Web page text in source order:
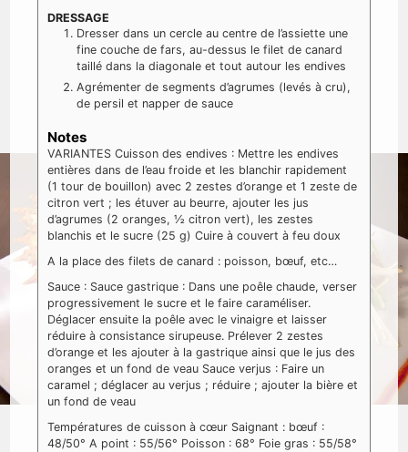
DRESSAGE
Dresser dans un cercle au centre de l’assiette une
fine couche de fars, au-dessus le filet de canard
taillé dans la diagonale et tout autour les endives
Agrémenter de segments d’agrumes (levés à cru),
de persil et napper de sauce
Notes
VARIANTES Cuisson des endives : Mettre les endives
entières dans de l’eau froide et les blanchir rapidement
(1 tour de bouillon) avec 2 zestes d’orange et 1 zeste de
citron vert ; les étuver au beurre, ajouter les jus
d’agrumes (2 oranges, ½ citron vert), les zestes
blanchis et le sucre (25 g) Cuire à couvert à feu doux
A la place des filets de canard : poisson, bœuf, etc…
Sauce : Sauce gastrique : Dans une poêle chaude, verser
progressivement le sucre et le faire caraméliser.
Déglacer ensuite la poêle avec le vinaigre et laisser
réduire à consistance sirupeuse. Prélever 2 zestes
d’orange et les ajouter à la gastrique ainsi que le jus des
oranges et un fond de veau Sauce verjus : Faire un
caramel ; déglacer au verjus ; réduire ; ajouter la bière et
un fond de veau
Températures de cuisson à cœur Saignant : bœuf :
48/50° A point : 55/56° Poisson : 68° Foie gras : 55/58°